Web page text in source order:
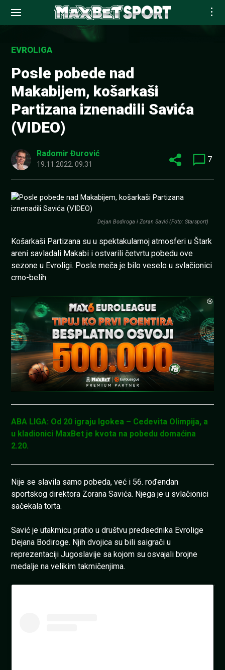
contentEVROLIGA
Posle pobede nad
Makabijem, košarkaši
Partizana iznenadili Savića
(VIDEO)
Radomir Đurović
19.11.2022. 09:31 7
Dejan Bodiroga i Zoran Savić (Foto: Starsport)
Košarkaši Partizana su u spektakularnoj atmosferi u Štark
areni savladali Makabi i ostvarili četvrtu pobedu ove
sezone u Evroligi. Posle meča je bilo veselo u svlačionici
crno-belih.
ABA LIGA: Od 20 igraju Igokea – Cedevita Olimpija, a
u kladionici MaxBet je kvota na pobedu domaćina
2.20.
Nije se slavila samo pobeda, već i 56. rođendan
sportskog direktora Zorana Savića. Njega je u svlačionici
sačekala torta.
Savić je utakmicu pratio u društvu predsednika Evrolige
Dejana Bodiroge. Njih dvojica su bili saigrači u
reprezentaciji Jugoslavije sa kojom su osvajali brojne
medalje na velikim takmičenjima.